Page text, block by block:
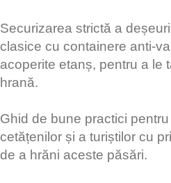
​Securizarea strictă a
clasice cu containere anti-
acoperite etanș, pentru a le
hrană.
​Ghid de bune practici
cetățenilor și a turiștilor cu
de a hrăni aceste păsări.